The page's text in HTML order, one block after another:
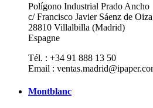
Polígono Industrial Prado Ancho
c/ Francisco Javier Sáenz de
28810 Villalbilla (Madrid)
Espagne
Tél. : +34 91 888 13 50
Email :
Montblanc